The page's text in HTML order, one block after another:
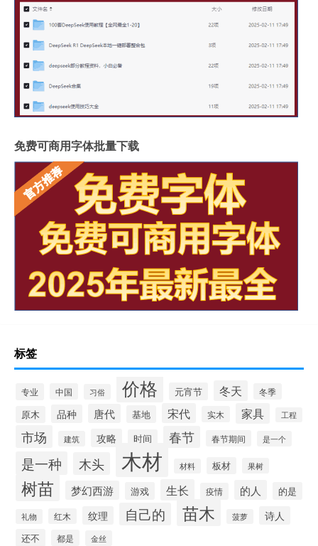
免费可商用字体批量下载
标签
专业 中国 习俗 价格 元宵节 冬天 冬季
原木 品种 唐代 基地 宋代 实木 家具 工程
市场 建筑 攻略 时间 春节 春节期间 是一个
是一种 木头 木材 材料 板材 果树
树苗 梦幻西游 游戏 生长 疫情 的人 的是
礼物 红木 纹理 自己的 苗木 菠萝 诗人
还不 都是 金丝